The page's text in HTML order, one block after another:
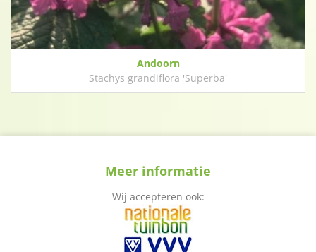
Andoorn
Stachys grandiflora 'Superba'
Meer informatie
Wij accepteren ook: